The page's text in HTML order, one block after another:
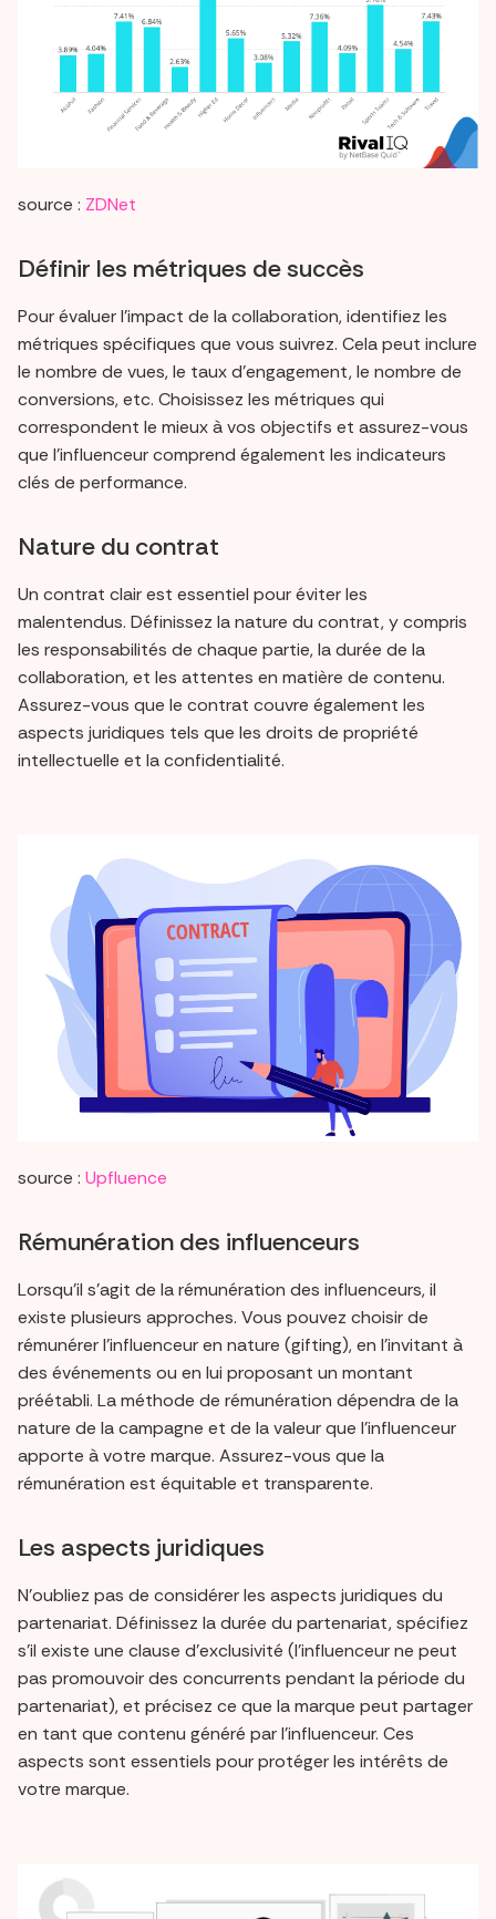
source : ZDNet
Définir les métriques de succès
Pour évaluer l'impact de la collaboration, identifiez les
métriques spécifiques que vous suivrez. Cela peut inclure
le nombre de vues, le taux d'engagement, le nombre de
conversions, etc. Choisissez les métriques qui
correspondent le mieux à vos objectifs et assurez-vous
que l'influenceur comprend également les indicateurs
clés de performance.
Nature du contrat
Un contrat clair est essentiel pour éviter les
malentendus. Définissez la nature du contrat, y compris
les responsabilités de chaque partie, la durée de la
collaboration, et les attentes en matière de contenu.
Assurez-vous que le contrat couvre également les
aspects juridiques tels que les droits de propriété
intellectuelle et la confidentialité.
source : Upfluence
Rémunération des influenceurs
Lorsqu'il s'agit de la rémunération des influenceurs, il
existe plusieurs approches. Vous pouvez choisir de
rémunérer l'influenceur en nature (gifting), en l'invitant à
des événements ou en lui proposant un montant
préétabli. La méthode de rémunération dépendra de la
nature de la campagne et de la valeur que l'influenceur
apporte à votre marque. Assurez-vous que la
rémunération est équitable et transparente.
Les aspects juridiques
N'oubliez pas de considérer les aspects juridiques du
partenariat. Définissez la durée du partenariat, spécifiez
s'il existe une clause d'exclusivité (l'influenceur ne peut
pas promouvoir des concurrents pendant la période du
partenariat), et précisez ce que la marque peut partager
en tant que contenu généré par l'influenceur. Ces
aspects sont essentiels pour protéger les intérêts de
votre marque.